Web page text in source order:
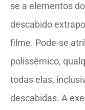
se a elementos
descabido
filme. Pode-se
polissêmico,
todas elas,
descabidas. A